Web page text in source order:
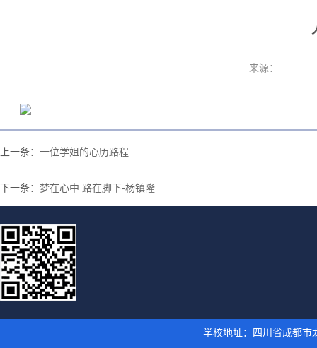
来源：
上一条： 一位学姐的心历路程
下一条： 梦在心中 路在脚下-杨镇隆
学校地址：四川省成都市